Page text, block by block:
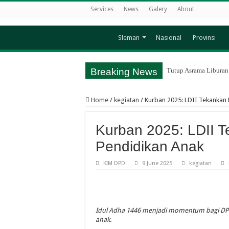
Services News Galery About
Sleman Nasional Provinsi
Breaking News Tutup Asrama
LDII Condongcatur
TPA Akhlakul
Edukasi Sejarah
TPA Akhlakul
Sinergi Kapanewon
Home / kegiatan / Kurban 2025: LDII
Kurban 2025: LDII
Pendidikan Anak
KIM DPD 9 June 2025 kegiatan
Idul Adha 1446 menjadi momentum bagi
anak.